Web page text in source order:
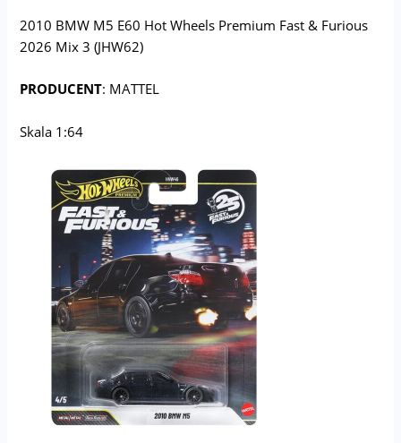
2010 BMW M5 E60 Hot Wheels Premium Fast & Furious
2026 Mix 3 (JHW62)
PRODUCENT: MATTEL
Skala 1:64